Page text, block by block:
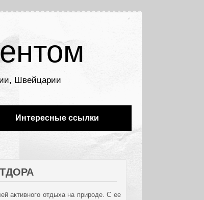
Швейцарии
Интересные ссылки
активного отдыха на природе. С ее